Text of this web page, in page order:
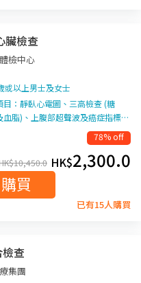
臟檢查
檢中心
或以上男士及女士
目：靜臥心電圖、三高檢查 (糖
血脂)、上腹部超聲波及癌症指標…
78% off
10,450.0 HK$2,300.0
購買
已有15人購買
查
集團